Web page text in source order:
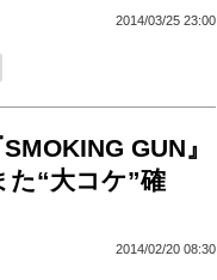
2014/03/25 23:00
GUN』
た“大コケ”確
2014/02/20 08:30